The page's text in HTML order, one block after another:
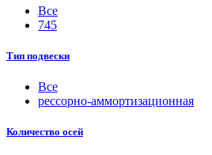
Все
745
Тип подвески
Все
рессорно-аммортизационная
Количество осей